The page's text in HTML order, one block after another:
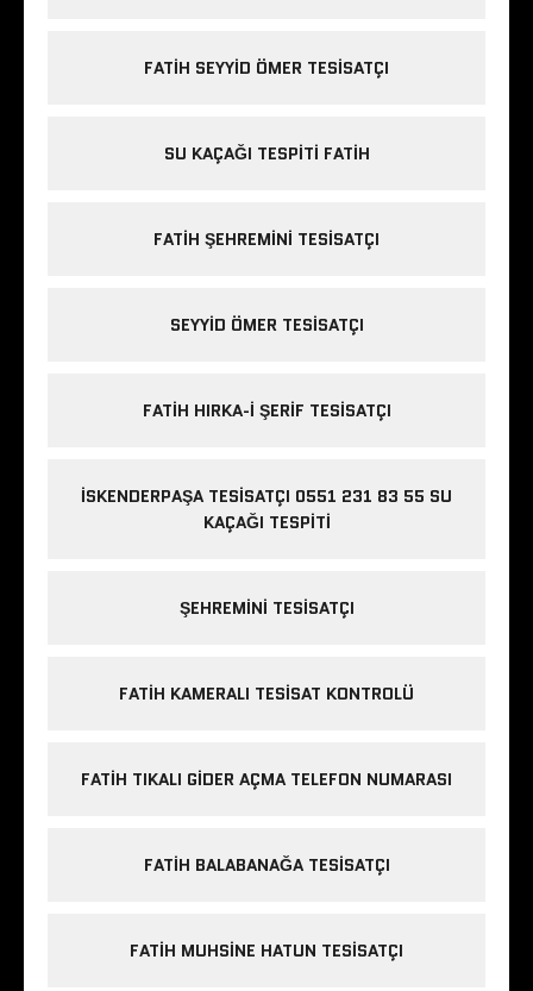
FATIH SEYYID ÖMER TESISATÇI
SU KAÇAĞI TESPITI FATIH
FATIH ŞEHREMINI TESISATÇI
SEYYID ÖMER TESISATÇI
FATIH HIRKA-I ŞERIF TESISATÇI
İSKENDERPAŞA TESISATÇI 0551 231 83 55 SU
KAÇAĞI TESPITI
ŞEHREMINI TESISATÇI
FATIH KAMERALI TESISAT KONTROLÜ
FATIH TIKALI GIDER AÇMA TELEFON NUMARASI
FATIH BALABANAĞA TESISATÇI
FATIH MUHSINE HATUN TESISATÇI